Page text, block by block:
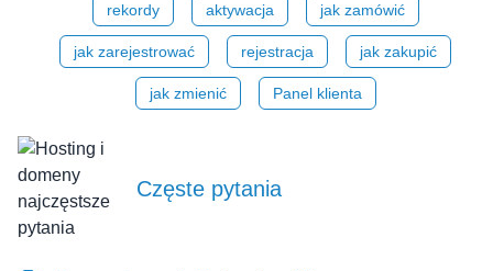
rekordy aktywacja jak zamówić
jak zarejestrować rejestracja jak zakupić
jak zmienić Panel klienta
Częste pytania